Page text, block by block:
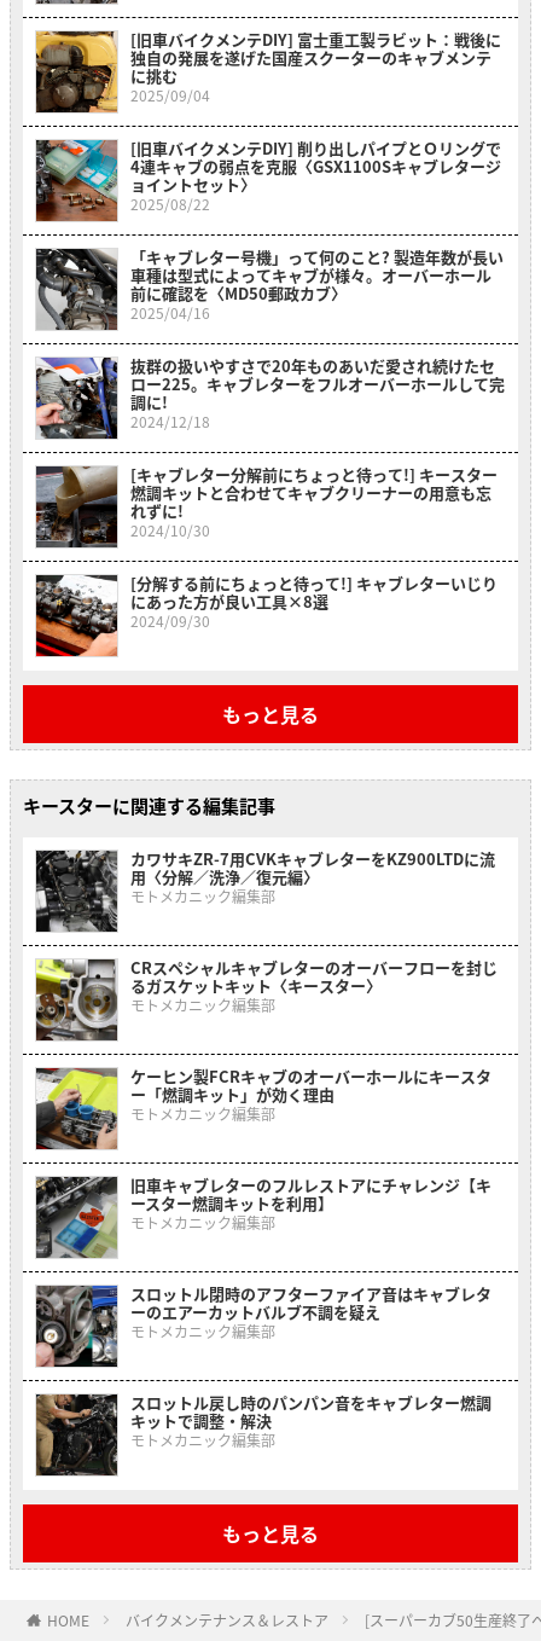
[旧車バイクメンテDIY] 富士重工製ラビット：戦後に
独自の発展を遂げた国産スクーターのキャブメンテ
に挑む
2025/09/04
[旧車バイクメンテDIY] 削り出しパイプとＯリングで
4連キャブの弱点を克服〈GSX1100Sキャブレタージ
ョイントセット〉
2025/08/22
「キャブレター号機」って何のこと? 製造年数が長い
車種は型式によってキャブが様々。オーバーホール
前に確認を〈MD50郵政カブ〉
2025/04/16
抜群の扱いやすさで20年ものあいだ愛され続けたセ
ロー225。キャブレターをフルオーバーホールして完
調に!
2024/12/18
[キャブレター分解前にちょっと待って!] キースター
燃調キットと合わせてキャブクリーナーの用意も忘
れずに!
2024/10/30
[分解する前にちょっと待って!] キャブレターいじり
にあった方が良い工具×8選
2024/09/30
もっと見る
キースターに関連する編集記事
カワサキZR-7用CVKキャブレターをKZ900LTDに流
用〈分解／洗浄／復元編〉
モトメカニック編集部
CRスペシャルキャブレターのオーバーフローを封じ
るガスケットキット〈キースター〉
モトメカニック編集部
ケーヒン製FCRキャブのオーバーホールにキースタ
ー「燃調キット」が効く理由
モトメカニック編集部
旧車キャブレターのフルレストアにチャレンジ【キ
ースター燃調キットを利用】
モトメカニック編集部
スロットル閉時のアフターファイア音はキャブレタ
ーのエアーカットバルブ不調を疑え
モトメカニック編集部
スロットル戻し時のパンパン音をキャブレター燃調
キットで調整・解決
モトメカニック編集部
もっと見る
HOME バイクメンテナンス＆レストア [スーパーカブ50生産終了